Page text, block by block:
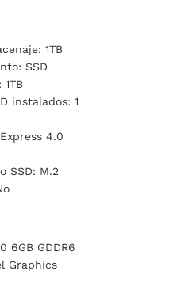
1TB
SSD
instalados: 1
4.0
SSD: M.2
6GB GDDR6
Graphics